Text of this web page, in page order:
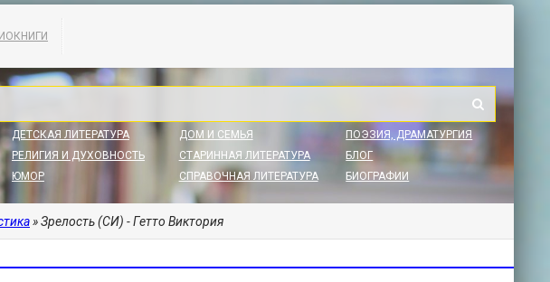
ДЕТСКАЯ ЛИТЕРАТУРА
РЕЛИГИЯ И ДУХОВНОСТЬ
ЮМОР
ДОМ И СЕМЬЯ
СТАРИННАЯ ЛИТЕРАТУРА
СПРАВОЧНАЯ ЛИТЕРАТУРА
ПОЭЗИЯ, ДРАМАТУРГИЯ
БЛОГ
БИОГРАФИИ
» Зрелость (СИ) - Гетто Виктория